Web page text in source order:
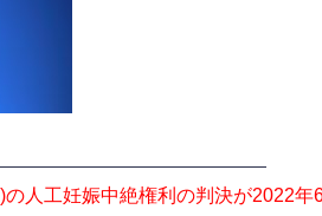
人工妊娠中絶権利の判決が2022年